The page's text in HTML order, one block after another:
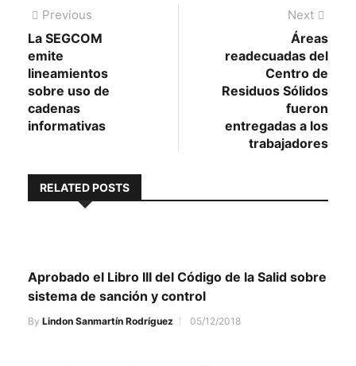
Navegación
de
entradas
Previous
post:
La SEGCOM
emite
lineamientos
sobre uso de
cadenas
informativas
Next
post:
Áreas
readecuadas del
Centro de
Residuos Sólidos
fueron
entregadas a los
trabajadores
RELATED POSTS
Aprobado el Libro III del Código de la Salid sobre
sistema de sanción y control
By Lindon Sanmartín Rodríguez 05/12/2018